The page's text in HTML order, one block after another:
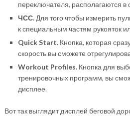
переключателя, располагаются в
ЧСС.Для того чтобы измерить
к специальным частям рукояток
Quick Start.Кнопка, которая
скорость вы сможете
Workout Profiles.Кнопка для
тренировочных программ, вы
дисплее.
Вот так выглядит дисплей беговой